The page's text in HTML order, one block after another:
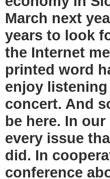
March next
years to look
the Internet
printed word
enjoy
concert. And
be here. In
every issue
did. In
conference